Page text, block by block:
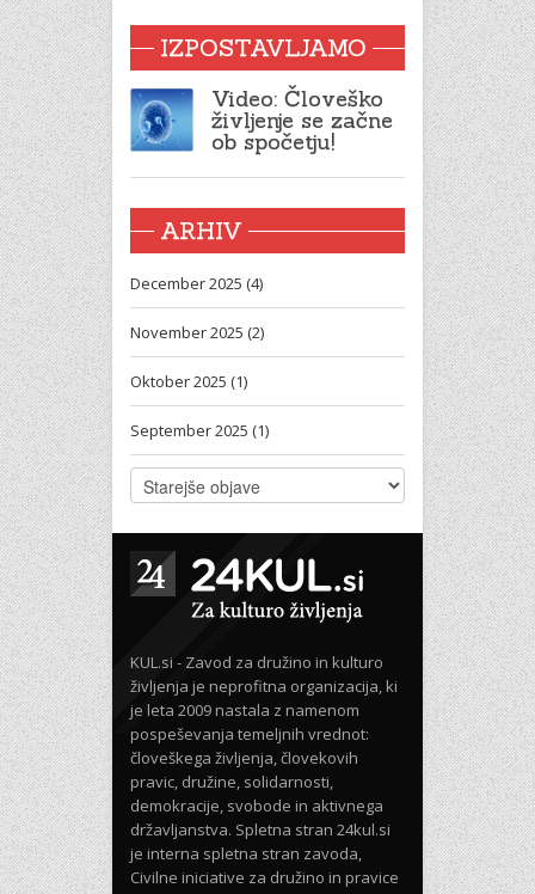
IZPOSTAVLJAMO
Video: Človeško
življenje se začne
ob spočetju!
ARHIV
December 2025 (4)
November 2025 (2)
Oktober 2025 (1)
September 2025 (1)
KUL.si - Zavod za družino in kulturo
življenja je neprofitna organizacija, ki
je leta 2009 nastala z namenom
pospeševanja temeljnih vrednot:
človeškega življenja, človekovih
pravic, družine, solidarnosti,
demokracije, svobode in aktivnega
državljanstva. Spletna stran 24kul.si
je interna spletna stran zavoda,
Civilne iniciative za družino in pravice